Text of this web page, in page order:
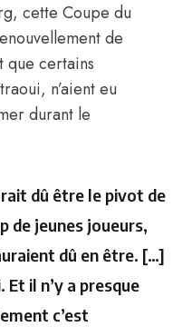
cette Coupe du
de
que certains
i, n’aient eu
durant le
dû être le pivot de
de jeunes joueurs,
dû en être. […]
Et il n’y a presque
c’est